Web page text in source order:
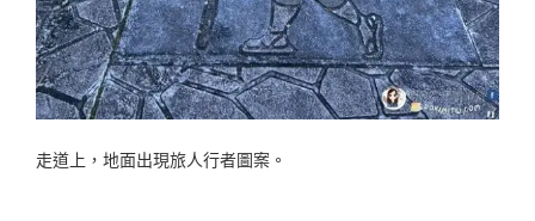
走道上，地面出現旅人行者圖案。